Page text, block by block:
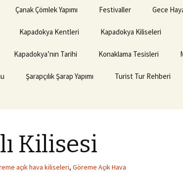
Çanak Çömlek Yapımı Festivaller Gece
Kapadokya Kentleri Kapadokya Kiliseleri
Kapadokya’nın Tarihi Konaklama Tesisleri
Şarapçılık Şarap Yapımı Turist Tur Rehberi
Kilisesi
açık hava kiliseleri, Göreme Açık Hava